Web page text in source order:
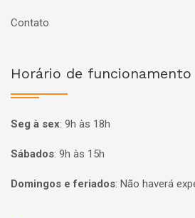
Contato
Horário de funcionamento
Seg à sex: 9h às 18h
Sábados: 9h às 15h
Domingos e feriados: Não haverá